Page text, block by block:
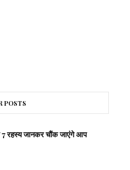
POSTS
7 रहस्य जानकर चौंक जाएंगे आप